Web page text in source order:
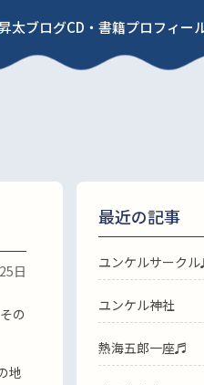
太ブログCD・書籍プロフィー
日
の
地
最近の記事
ユンケルサーク
ユンケル神社
熱海五郎一座♬